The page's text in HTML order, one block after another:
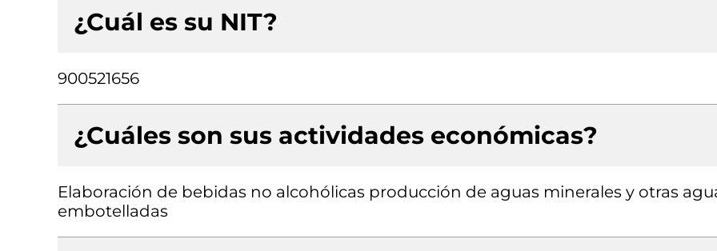
¿Cuál es su NIT?
900521656
¿Cuáles son sus actividades económicas?
Elaboración de bebidas no alcohólicas producción de aguas minerales y otras
embotelladas